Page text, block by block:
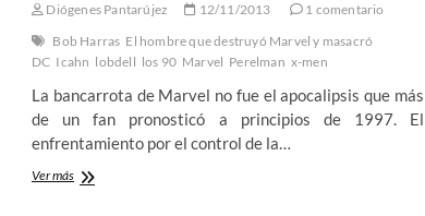
DC
(parte
8)
Diógenes Pantarújez 12/11/2013
1 comentario
Bob Harras El hombre que destruyó Marvel y masacró
DC Icahn lobdell los 90 Marvel Perelman x-men
La bancarrota de Marvel no fue el apocalipsis que más
de un fan pronosticó a principios de 1997. El
enfrentamiento por el control de la…
Ver másBob